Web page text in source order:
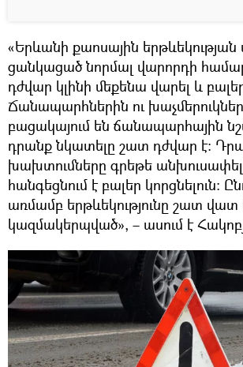
«Երևանի քաոսային երթևեկության
ցանկացած նորմալ վարորդի
դժվար կլինի մեքենա վարել և բալեր
Ճանապարհներին ու
բացակայում են ճանապարհային
դրանք նկատելը շատ դժվար է։
խախտումները գրեթե անխուսափելի
հանգեցնում է բալեր կորցնելուն։
առմամբ երթևեկությունը շատ վատ
կազմակերպված», – ասում է